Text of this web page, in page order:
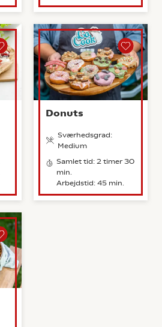
Donuts
Sværhedsgrad:
Medium
Samlet tid: 2 timer 30
min.
Arbejdstid: 45 min.